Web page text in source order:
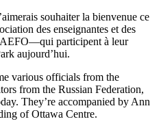
souhaiter la bienvenue ce
des enseignantes et des
participent à leur
aujourd’hui.
various officials from the
from the Russian Federation,
They’re accompanied by Ann
of Ottawa Centre.